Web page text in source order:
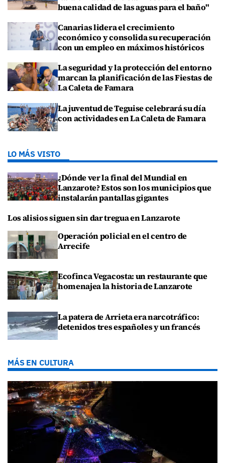
buena calidad de las aguas para el baño"
Canarias lidera el crecimiento
económico y consolida su recuperación
con un empleo en máximos históricos
La seguridad y la protección del entorno
marcan la planificación de las Fiestas de
La Caleta de Famara
La juventud de Teguise celebrará su día
con actividades en La Caleta de Famara
LO MÁS VISTO
¿Dónde ver la final del Mundial en
Lanzarote? Estos son los municipios que
instalarán pantallas gigantes
Los alisios siguen sin dar tregua en Lanzarote
Operación policial en el centro de
Arrecife
Ecofinca Vegacosta: un restaurante que
homenajea la historia de Lanzarote
La patera de Arrieta era narcotráfico:
detenidos tres españoles y un francés
MÁS EN CULTURA